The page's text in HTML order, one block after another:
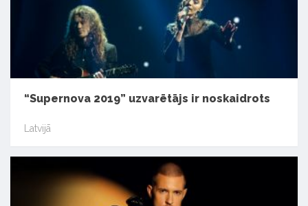
“Supernova 2019” uzvarētājs ir noskaidrots
Latvijā